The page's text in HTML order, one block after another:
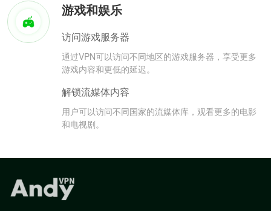
游戏和娱乐
访问游戏服务器
通过VPN可以访问不同地区的游戏服务器，享受更多
游戏内容和更低的延迟。
解锁流媒体内容
用户可以访问不同国家的流媒体库，观看更多的电影
和电视剧。